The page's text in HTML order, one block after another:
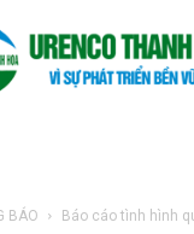
BÁO
Báo cáo tình hình